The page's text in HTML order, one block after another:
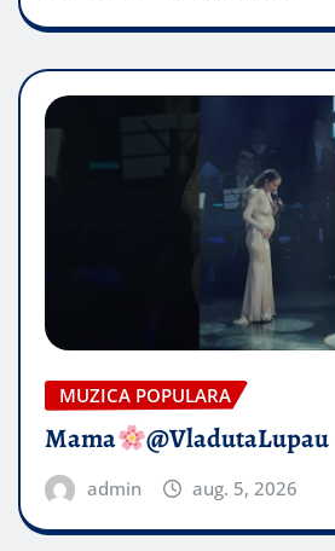
MUZICA POPULARA
Mama @VladutaLupau
admin aug. 5, 2026